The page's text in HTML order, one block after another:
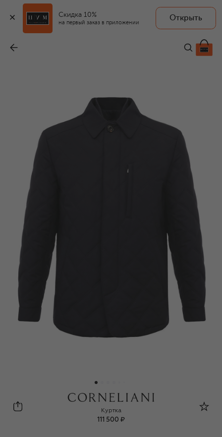
Скидка 10%
на первый заказ в приложении
Открыть
Corneliani
Куртка
111 500 ₽